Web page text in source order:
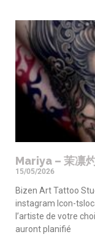
Mariya – 茉凛
15/05/2026
Bizen Art Tattoo
instagram Icon-
l’artiste de votre
auront planifié